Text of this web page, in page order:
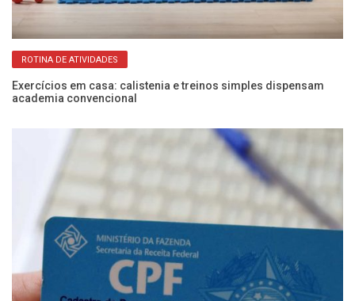
ROTINA DE ATIVIDADES
Exercícios em casa: calistenia e treinos simples dispensam
academia convencional